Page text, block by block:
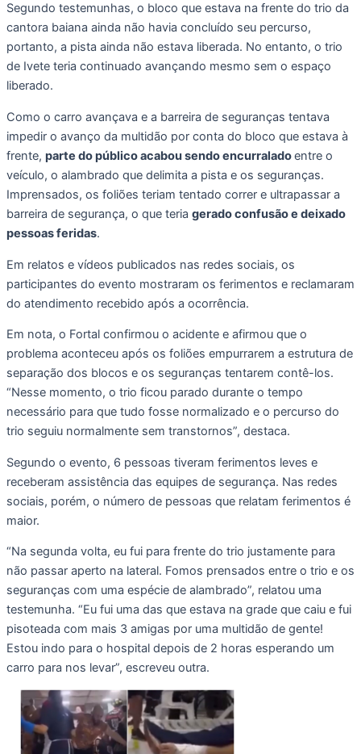
Segundo testemunhas, o bloco que estava na frente do trio da
cantora baiana ainda não havia concluído seu percurso,
portanto, a pista ainda não estava liberada. No entanto, o trio
de Ivete teria continuado avançando mesmo sem o espaço
liberado.
Como o carro avançava e a barreira de seguranças tentava
impedir o avanço da multidão por conta do bloco que estava à
frente, parte do público acabou sendo encurraladoentre o
veículo, o alambrado que delimita a pista e os seguranças.
Imprensados, os foliões teriam tentado correr e ultrapassar a
barreira de segurança, o que teria gerado confusão e deixado
pessoas feridas.
Em relatos e vídeos publicados nas redes sociais, os
participantes do evento mostraram os ferimentos e reclamaram
do atendimento recebido após a ocorrência.
Em nota, o Fortal confirmou o acidente e afirmou que o
problema aconteceu após os foliões empurrarem a estrutura de
separação dos blocos e os seguranças tentarem contê-los.
“Nesse momento, o trio ficou parado durante o tempo
necessário para que tudo fosse normalizado e o percurso do
trio seguiu normalmente sem transtornos”, destaca.
Segundo o evento, 6 pessoas tiveram ferimentos leves e
receberam assistência das equipes de segurança. Nas redes
sociais, porém, o número de pessoas que relatam ferimentos é
maior.
“Na segunda volta, eu fui para frente do trio justamente para
não passar aperto na lateral. Fomos prensados entre o trio e os
seguranças com uma espécie de alambrado”, relatou uma
testemunha. “Eu fui uma das que estava na grade que caiu e fui
pisoteada com mais 3 amigas por uma multidão de gente!
Estou indo para o hospital depois de 2 horas esperando um
carro para nos levar”, escreveu outra.